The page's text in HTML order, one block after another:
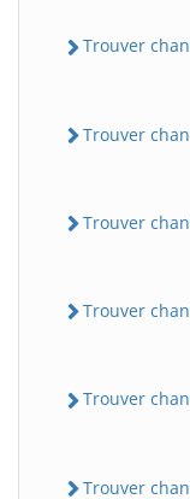
Trouver
Trouver
Trouver
Trouver
Trouver
Trouver